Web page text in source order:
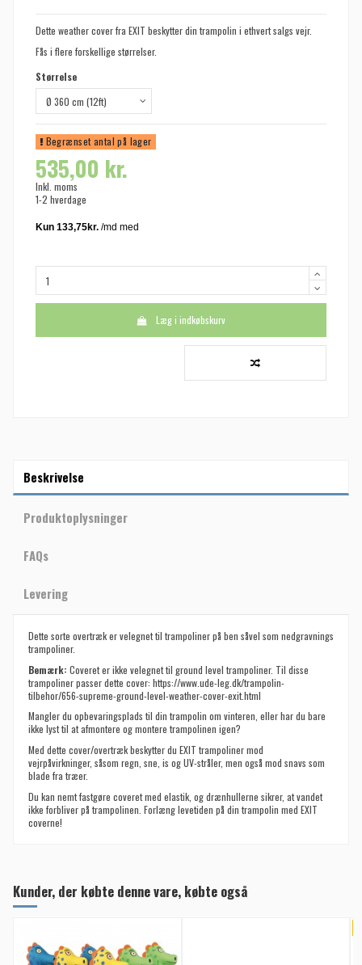
Dette weather cover fra EXIT beskytter din trampolin i ethvert salgs vejr.
Fås i flere forskellige størrelser.
Størrelse
Begrænset antal på lager
535,00 kr.
Inkl. moms
1-2 hverdage
Læg i indkøbskurv
Beskrivelse
Produktoplysninger
FAQs
Levering
Dette sorte overtræk er velegnet til trampoliner på ben såvel som nedgravnings
trampoliner.
Bemærk: Coveret er ikke velegnet til ground level trampoliner. Til disse
trampoliner passer dette cover: https://www.ude-leg.dk/trampolin-
tilbehor/656-supreme-ground-level-weather-cover-exit.html
Mangler du opbevaringsplads til din trampolin om vinteren, eller har du bare
ikke lyst til at afmontere og montere trampolinen igen?
Med dette cover/overtræk beskytter du EXIT trampoliner mod
vejrpåvirkninger, såsom regn, sne, is og UV-stråler, men også mod snavs som
blade fra træer.
Du kan nemt fastgøre coveret med elastik, og drænhullerne sikrer, at vandet
ikke forbliver på trampolinen. Forlæng levetiden på din trampolin med EXIT
coverne!
Kunder, der købte denne vare, købte også